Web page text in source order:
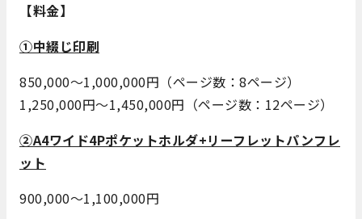
【料金】
①中綴じ印刷
850,000～1,000,000円（ページ数：8ページ）
1,250,000円～1,450,000円（ページ数：12ページ）
②A4ワイド4Pポケットホルダ+リーフレットパンフレ
ット
900,000～1,100,000円